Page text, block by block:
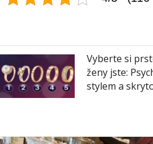
Vyberte si
ženy jste:
stylem a